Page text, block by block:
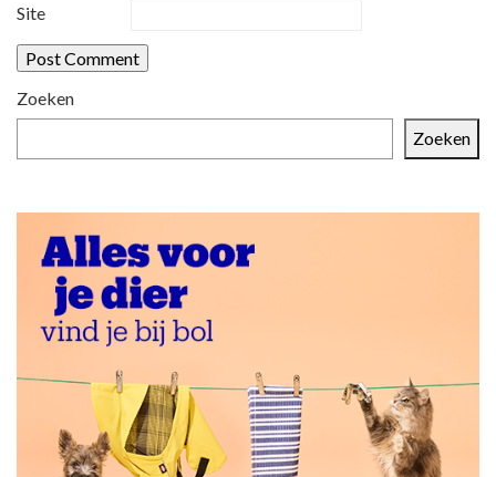
Site
Zoeken
Zoeken